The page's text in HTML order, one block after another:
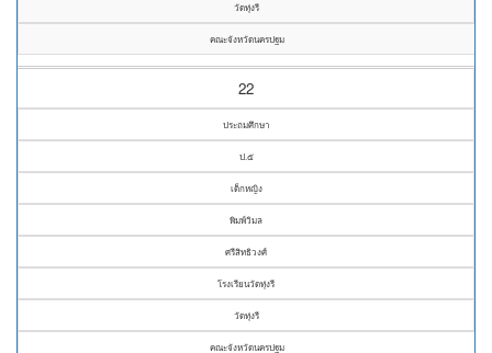
วัดทุ่งรี
คณะจังหวัดนครปฐม
22
ประถมศึกษา
ป.๕
เด็กหญิง
พิมพ์วิมล
ศรีสิทธิวงศ์
โรงเรียนวัดทุ่งรี
วัดทุ่งรี
คณะจังหวัดนครปฐม